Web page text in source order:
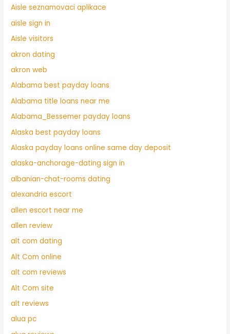
Aisle seznamovaci aplikace
aisle sign in
Aisle visitors
akron dating
akron web
Alabama best payday loans
Alabama title loans near me
Alabama_Bessemer payday loans
Alaska best payday loans
Alaska payday loans online same day deposit
alaska-anchorage-dating sign in
albanian-chat-rooms dating
alexandria escort
allen escort near me
allen review
alt com dating
Alt Com online
alt com reviews
Alt Com site
alt reviews
alua pc